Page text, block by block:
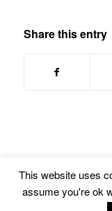
Share this entry
© Copyright -Euskal
This website uses
assume you're ok